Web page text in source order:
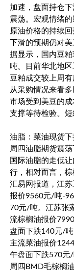
加速，盘面持仓
震荡。宏观情绪
原油价格的持续
下滑的预期仍对
据显示，国内豆
吨。目前华北地
豆粕成交较上周
从采购情况来看
市场受到美豆的
支撑等待检验。短
油脂：菜油现货下
周四油脂期货震
国际油脂的走低
行，相对而言，
汇易网报道，江
报价9560元/吨-
70元/吨。江苏张
流棕榈油报价
盘面下跌140元/
主流菜油报价
午盘面下跌570元/
周四BMD毛棕榈